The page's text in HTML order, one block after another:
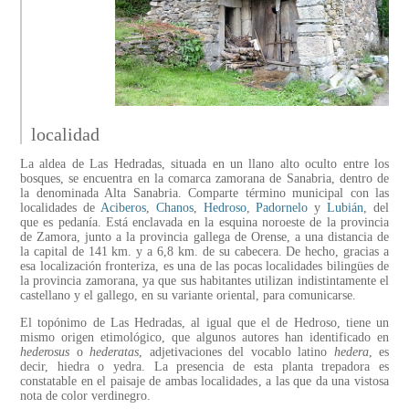
localidad
La aldea de Las Hedradas, situada en un llano alto oculto entre los
bosques, se encuentra en la comarca zamorana de Sanabria, dentro de
la denominada Alta Sanabria. Comparte término municipal con las
localidades de Aciberos, Chanos, Hedroso,Padornelo yLubián, del
que es pedanía. Está enclavada en la esquina noroeste de la provincia
de Zamora, junto a la provincia gallega de Orense, a una distancia de
la capital de 141 km. y a 6,8 km. de su cabecera. De hecho, gracias a
esa localización fronteriza, es una de las pocas localidades bilingües de
la provincia zamorana, ya que sus habitantes utilizan indistintamente el
castellano y el gallego, en su variante oriental, para comunicarse.
El topónimo de Las Hedradas, al igual que el de Hedroso, tiene un
mismo origen etimológico, que algunos autores han identificado en
hederosus o hederatas, adjetivaciones del vocablo latino hedera, es
decir, hiedra o yedra. La presencia de esta planta trepadora es
constatable en el paisaje de ambas localidades, a las que da una vistosa
nota de color verdinegro.